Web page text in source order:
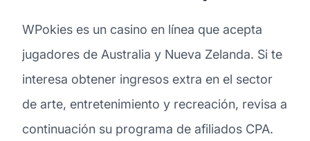
WPokies es un casino en línea que acepta
jugadores de Australia y Nueva Zelanda. Si te
interesa obtener ingresos extra en el sector
de arte, entretenimiento y recreación, revisa a
continuación su programa de afiliados CPA.